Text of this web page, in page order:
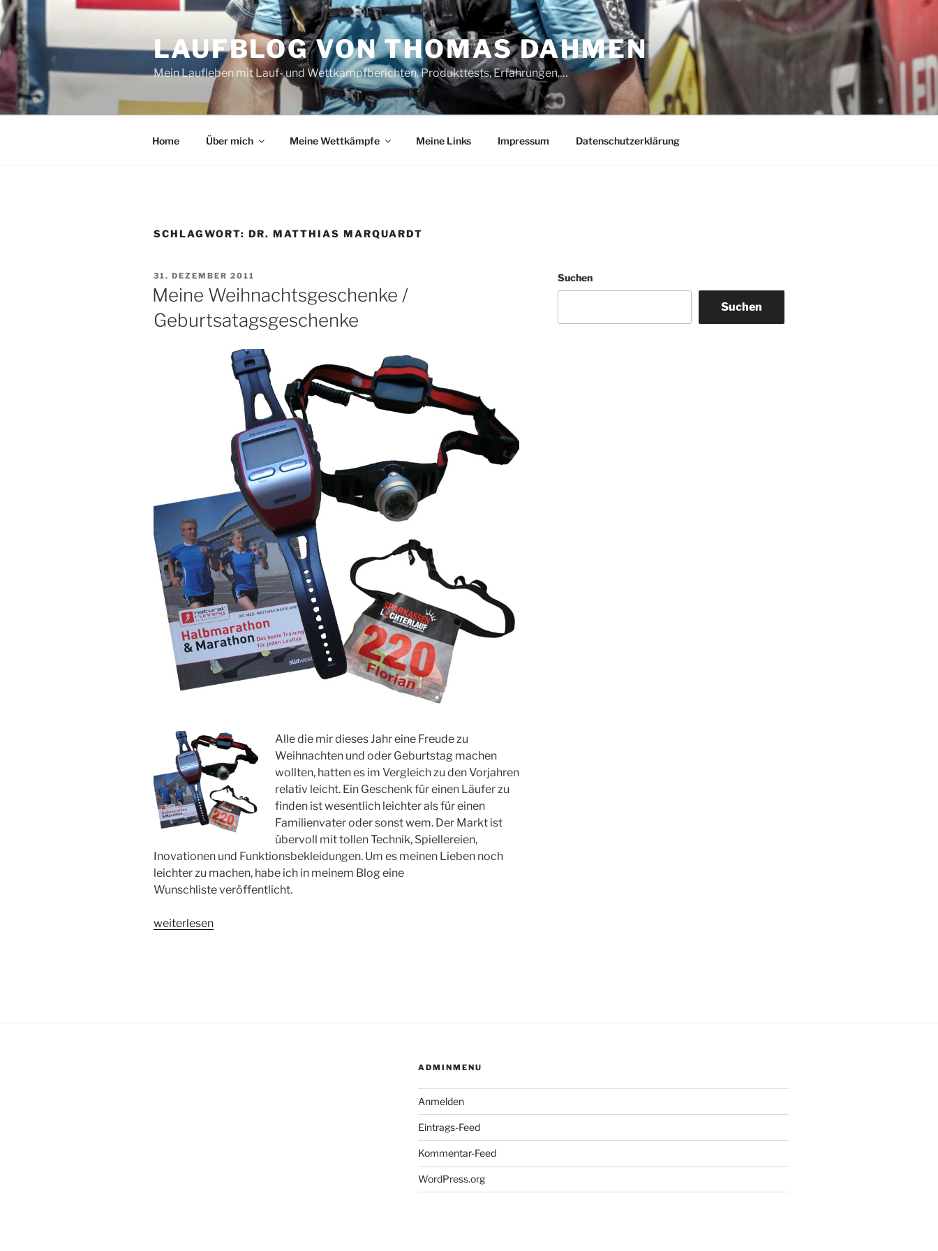
Zum
Inhalt
springen
LAUFBLOG VON THOMAS DAHMEN
Mein Laufleben mit Lauf- und Wettkampfberichten, Produkttests, Erfahrungen,…
Home Über mich Meine Wettkämpfe Meine Links Impressum Datenschutzerklärung
SCHLAGWORT: DR. MATTHIAS MARQUARDT
VERÖFFENTLICHT
AM
31. DEZEMBER 2011
Meine Weihnachtsgeschenke /
Geburtsatagsgeschenke
Alle die mir dieses Jahr eine Freude zu
Weihnachten und oder Geburtstag machen
wollten, hatten es im Vergleich zu den Vorjahren
relativ leicht. Ein Geschenk für einen Läufer zu
finden ist wesentlich leichter als für einen
Familienvater oder sonst wem. Der Markt ist
übervoll mit tollen Technik, Spiellereien,
Inovationen und Funktionsbekleidungen. Um es meinen Lieben noch
leichter zu machen, habe ich in meinem Blog eine
Wunschliste veröffentlicht.
„Meine
weiterlesen
Suchen
Suchen
ADMINMENU
Anmelden
Eintrags-Feed
Kommentar-Feed
WordPress.org